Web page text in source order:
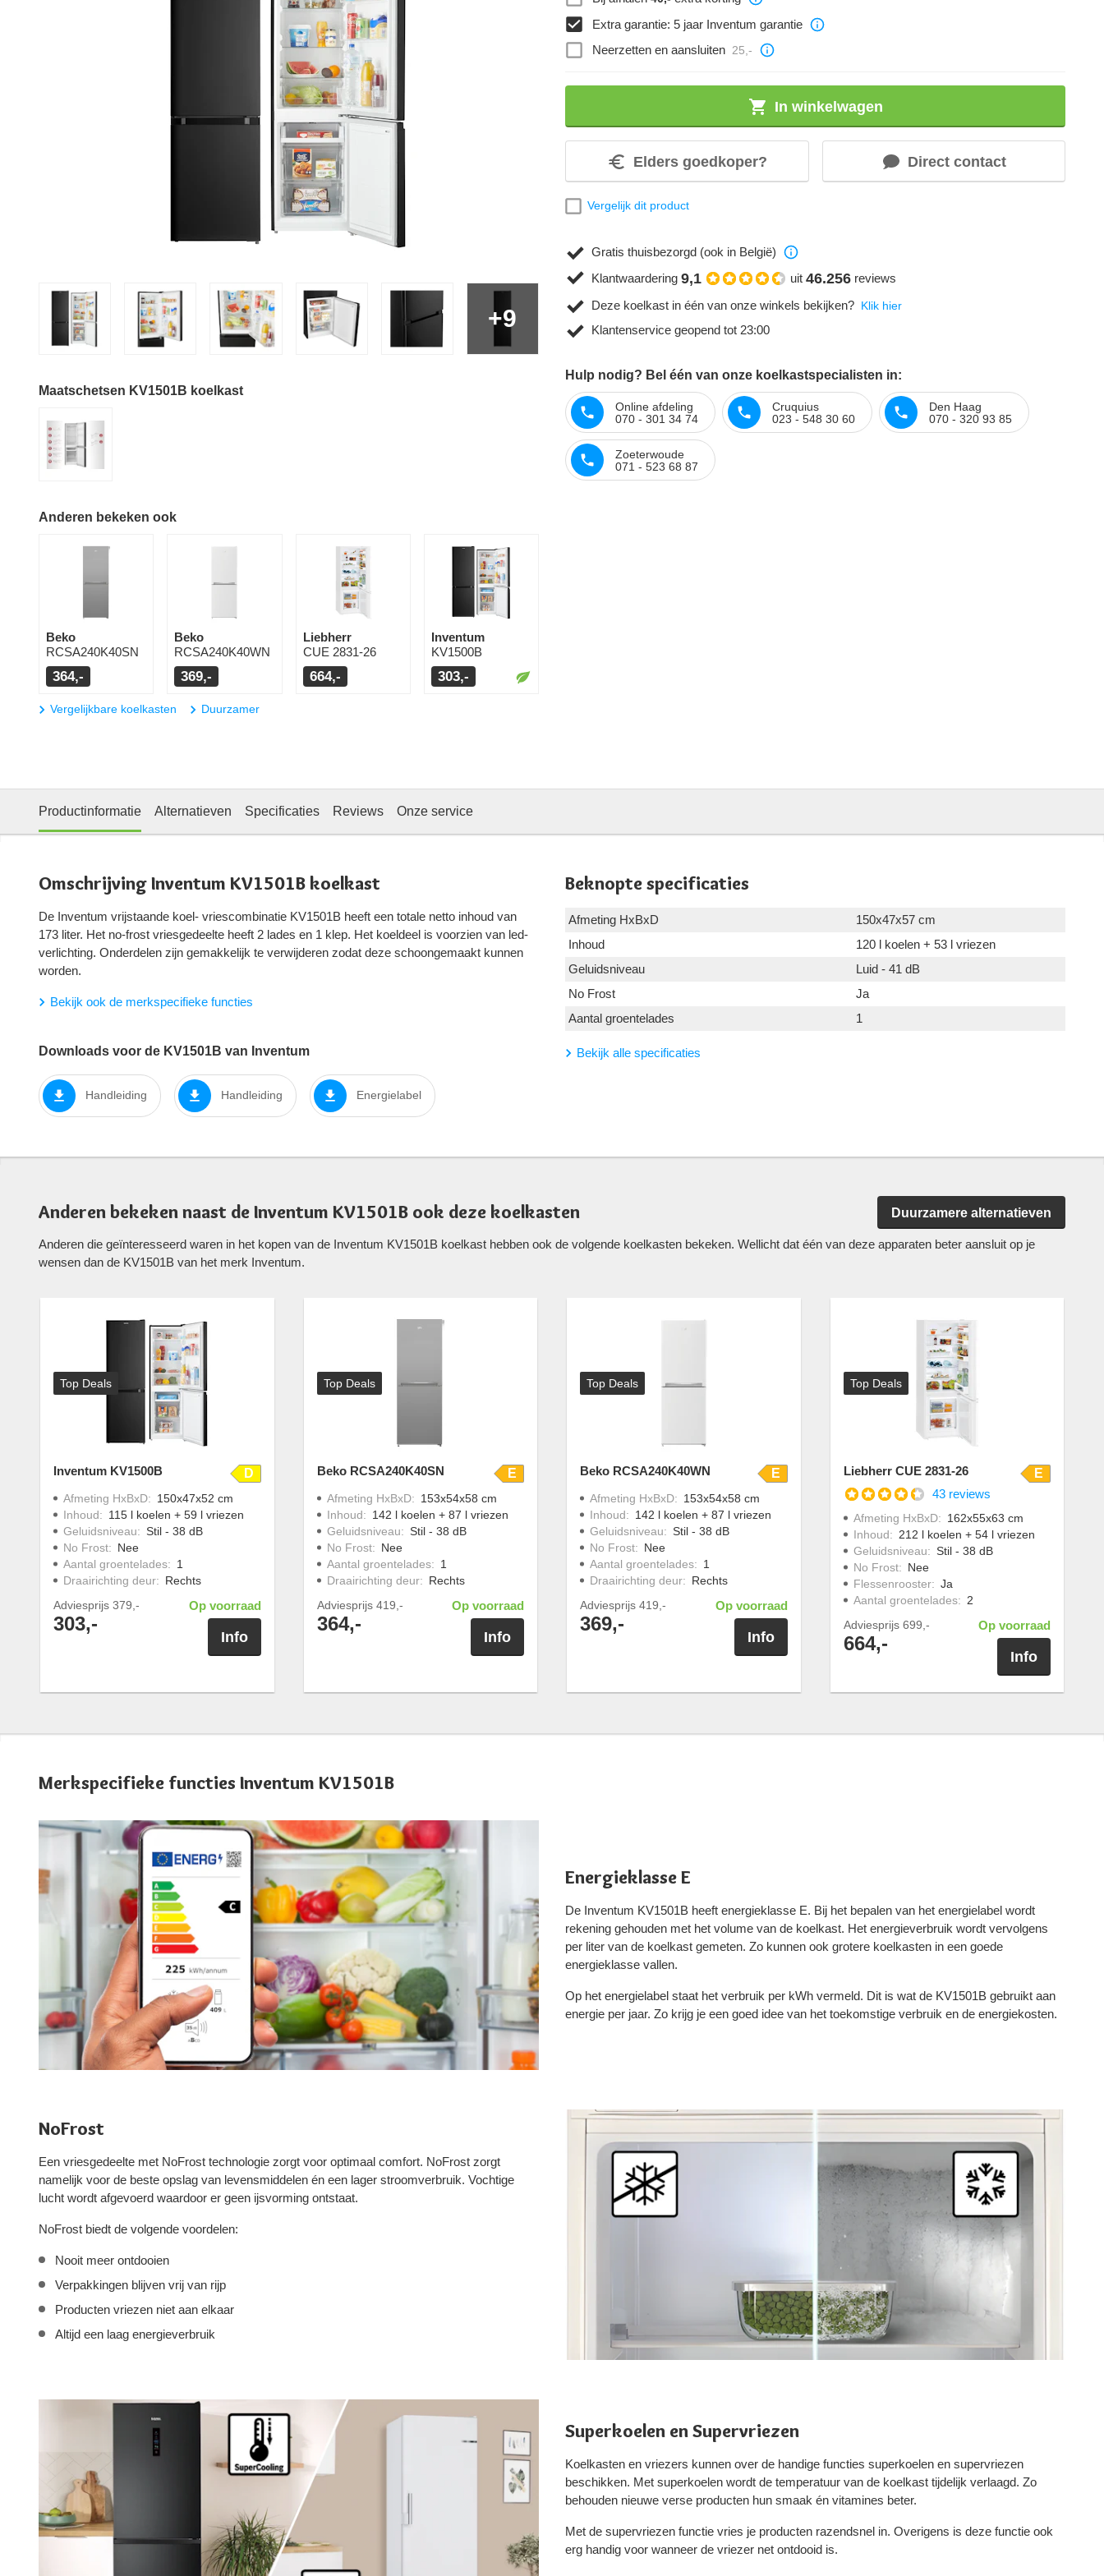
+9
Maatschetsen KV1501B koelkast
Anderen bekeken ook
Beko
RCSA240K40SN
364,-
Beko
RCSA240K40WN
369,-
Liebherr
CUE 2831-26
664,-
Inventum
KV1500B
303,-
Vergelijkbare koelkasten Duurzamer
Extra garantie: 5 jaar Inventum garantie
Neerzetten en aansluiten 25,-
In winkelwagen
Elders goedkoper? Direct contact
Vergelijk dit product
Gratis thuisbezorgd (ook in België)
Klantwaardering 9,1 uit 46.256 reviews
Deze koelkast in één van onze winkels bekijken? Klik hier
Klantenservice geopend tot 23:00
Hulp nodig? Bel één van onze koelkastspecialisten in:
Online afdeling
070 - 301 34 74
Cruquius
023 - 548 30 60
Den Haag
070 - 320 93 85
Zoeterwoude
071 - 523 68 87
Productinformatie Alternatieven Specificaties Reviews Onze service
Omschrijving Inventum KV1501B koelkast
De Inventum vrijstaande koel- vriescombinatie KV1501B heeft een totale netto inhoud van
173 liter. Het no-frost vriesgedeelte heeft 2 lades en 1 klep. Het koeldeel is voorzien van led-
verlichting. Onderdelen zijn gemakkelijk te verwijderen zodat deze schoongemaakt kunnen
worden.
Bekijk ook de merkspecifieke functies
Downloads voor de KV1501B van Inventum
Handleiding Handleiding Energielabel
Beknopte specificaties
Afmeting HxBxD
150x47x57 cm
Inhoud
120 l koelen + 53 l vriezen
Geluidsniveau
Luid - 41 dB
No Frost
Ja
Aantal groentelades
1
Bekijk alle specificaties
Anderen bekeken naast de Inventum KV1501B ook deze koelkasten Duurzamere alternatieven
Anderen die geïnteresseerd waren in het kopen van de Inventum KV1501B koelkast hebben ook de volgende koelkasten bekeken. Wellicht dat één van deze apparaten beter aansluit op je
wensen dan de KV1501B van het merk Inventum.
Top Deals
Inventum KV1500B D
Afmeting HxBxD: 150x47x52 cm
Inhoud: 115 l koelen + 59 l vriezen
Geluidsniveau: Stil - 38 dB
No Frost: Nee
Aantal groentelades: 1
Draairichting deur: Rechts
Adviesprijs 379,-
303,-
Op voorraad
Info
Top Deals
Beko RCSA240K40SN E
Afmeting HxBxD: 153x54x58 cm
Inhoud: 142 l koelen + 87 l vriezen
Geluidsniveau: Stil - 38 dB
No Frost: Nee
Aantal groentelades: 1
Draairichting deur: Rechts
Adviesprijs 419,-
364,-
Op voorraad
Info
Top Deals
Beko RCSA240K40WN E
Afmeting HxBxD: 153x54x58 cm
Inhoud: 142 l koelen + 87 l vriezen
Geluidsniveau: Stil - 38 dB
No Frost: Nee
Aantal groentelades: 1
Draairichting deur: Rechts
Adviesprijs 419,-
369,-
Op voorraad
Info
Top Deals
Liebherr CUE 2831-26
E
43 reviews
Afmeting HxBxD: 162x55x63 cm
Inhoud: 212 l koelen + 54 l vriezen
Geluidsniveau: Stil - 38 dB
No Frost: Nee
Flessenrooster: Ja
Aantal groentelades: 2
Adviesprijs 699,-
664,-
Op voorraad
Info
Merkspecifieke functies Inventum KV1501B
Energieklasse E
De Inventum KV1501B heeft energieklasse E. Bij het bepalen van het energielabel wordt
rekening gehouden met het volume van de koelkast. Het energieverbruik wordt vervolgens
per liter van de koelkast gemeten. Zo kunnen ook grotere koelkasten in een goede
energieklasse vallen.
Op het energielabel staat het verbruik per kWh vermeld. Dit is wat de KV1501B gebruikt aan
energie per jaar. Zo krijg je een goed idee van het toekomstige verbruik en de energiekosten.
NoFrost
Een vriesgedeelte met NoFrost technologie zorgt voor optimaal comfort. NoFrost zorgt
namelijk voor de beste opslag van levensmiddelen én een lager stroomverbruik. Vochtige
lucht wordt afgevoerd waardoor er geen ijsvorming ontstaat.
NoFrost biedt de volgende voordelen:
Nooit meer ontdooien
Verpakkingen blijven vrij van rijp
Producten vriezen niet aan elkaar
Altijd een laag energieverbruik
Superkoelen en Supervriezen
Koelkasten en vriezers kunnen over de handige functies superkoelen en supervriezen
beschikken. Met superkoelen wordt de temperatuur van de koelkast tijdelijk verlaagd. Zo
behouden nieuwe verse producten hun smaak én vitamines beter.
Met de supervriezen functie vries je producten razendsnel in. Overigens is deze functie ook
erg handig voor wanneer de vriezer net ontdooid is.